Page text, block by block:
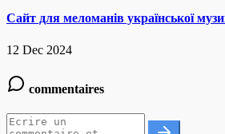
Сайт для меломанів української
12 Dec 2024
commentaires